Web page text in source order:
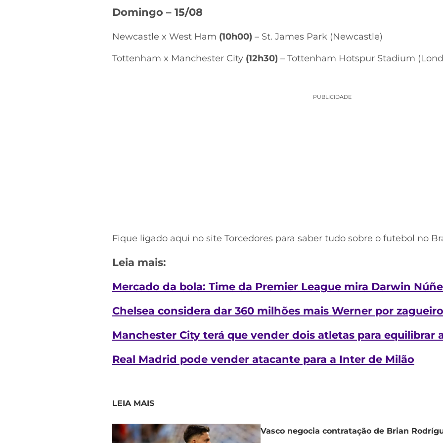
Domingo – 15/08
Newcastle x West Ham (10h00) – St. James Park (Newcastle)
Tottenham x Manchester City (12h30) – Tottenham Hotspur Stadium
PUBLICIDADE
Fique ligado aqui no site Torcedores para saber tudo sobre o futebol no
Leia mais:
Mercado da bola: Time da Premier League mira Darwin
Chelsea considera dar 360 milhões mais Werner por
Manchester City terá que vender dois atletas para equilibrar
Real Madrid pode vender atacante para a Inter de Milão
LEIA MAIS
Vasco negocia contratação de Brian